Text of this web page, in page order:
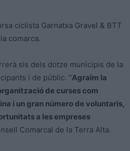
ciclista Garnatxa Gravel & BTT
comarca.
sis dels dotze municipis de la
i de públic. “Agraïm la
de curses com
i un gran número de voluntaris,
a les empreses
Comarcal de la Terra Alta.